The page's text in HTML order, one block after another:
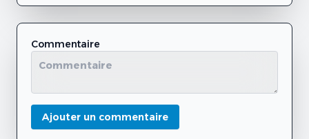
Commentaire
Ajouter un commentaire